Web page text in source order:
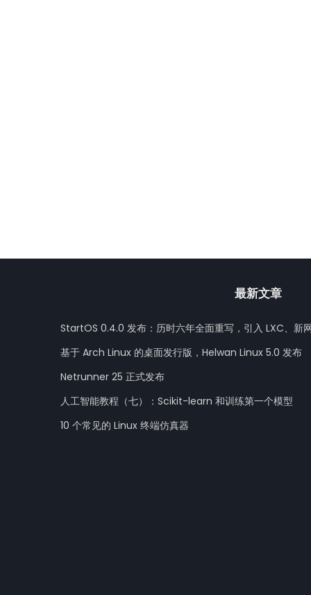
最新文章
StartOS 0.4.0 发布：历时六年全面重写，引入 LXC、新
基于 Arch Linux 的桌面发行版，Helwan Linux 5.0 发布
Netrunner 25 正式发布
人工智能教程（七）：Scikit-learn 和训练第一个模型
10 个常见的 Linux 终端仿真器